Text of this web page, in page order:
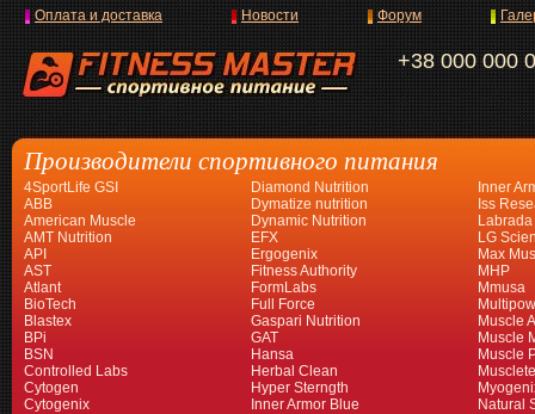
+38 000 000
Оплата и доставка Новости Форум
Производители спортивного питания
4SportLife GSI
ABB
American Muscle
AMT Nutrition
API
AST
Atlant
BioTech
Blastex
BPi
BSN
Controlled Labs
Cytogen
Cytogenix
Diamond Nutrition
Dymatize nutrition
Dynamic Nutrition
EFX
Ergogenix
Fitness Authority
FormLabs
Full Force
Gaspari Nutrition
GAT
Hansa
Herbal Clean
Hyper Sterngth
Inner Armor Blue
Inner
Iss
Labrada
LG
Max
MHP
Mmusa
Muscle
Muscle
Muscle
Natural